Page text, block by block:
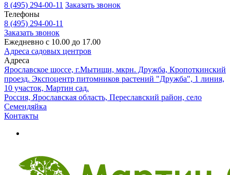
8 (495) 294-00-11 Заказать звонок
Телефоны
8 (495) 294-00-11
Заказать звонок
Ежедневно с 10.00 до 17.00
Адреса садовых центров
Адреса
Ярославское шоссе, г.Мытищи, мкрн. Дружба, Кропоткинский
проезд. Экспоцентр питомников растений "Дружба", 1 линия,
10 участок, Мартин сад.
Россия, Ярославская область, Переславский район, село
Семендяйка
Контакты